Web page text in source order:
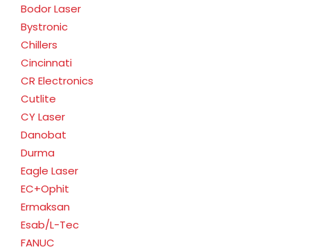
Bodor Laser
Bystronic
Chillers
Cincinnati
CR Electronics
Cutlite
CY Laser
Danobat
Durma
Eagle Laser
EC+Ophit
Ermaksan
Esab/L-Tec
FANUC